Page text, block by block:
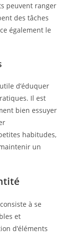
peuvent ranger
des tâches
également le
d’éduquer
Il est
bien essuyer
habitudes,
un
à se
et
d’éléments